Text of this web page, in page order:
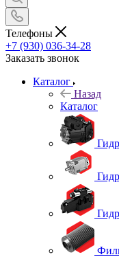
Телефоны
+7 (930) 036-34-28
Заказать звонок
Каталог
Назад
Каталог